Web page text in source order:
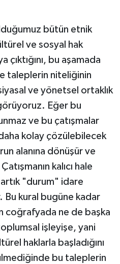
bütün etnik
ve sosyal hak
bu aşamada
taleplerin niteliğinin
ve yönetsel ortaklık
Eğer bu
ve bu çatışmalar
kolay çözülebilecek
alanına dönüşür ve
kalıcı hale
"durum" idare
Bu kural bugüne kadar
coğrafyada ne de başka
işleyişe, yani
haklarla başladığını
bu taleplerin